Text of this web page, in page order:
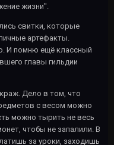
жизни".
свитки, которые
артефакты.
И помню ещё классный
главы гильдии
Дело в том, что
с весом можно
можно тырить не весь
чтобы не запалили. В
за уроки, заходишь